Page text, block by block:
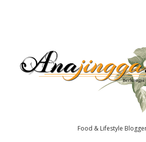
Food & Lifestyle